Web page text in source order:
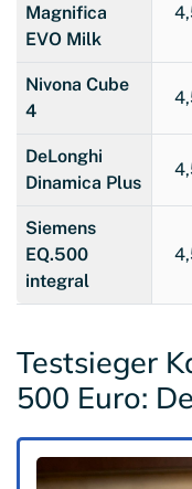
Magnifica
EVO Milk
Nivona Cube
4
DeLonghi
Dinamica Plus
Siemens
EQ.500
integral
Testsieger
500 Euro: